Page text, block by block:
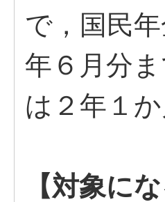
で，国民
年６月分
は２年１
【対象にな